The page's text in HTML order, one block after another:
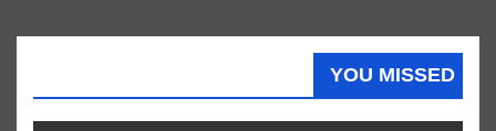
YOU MISSED